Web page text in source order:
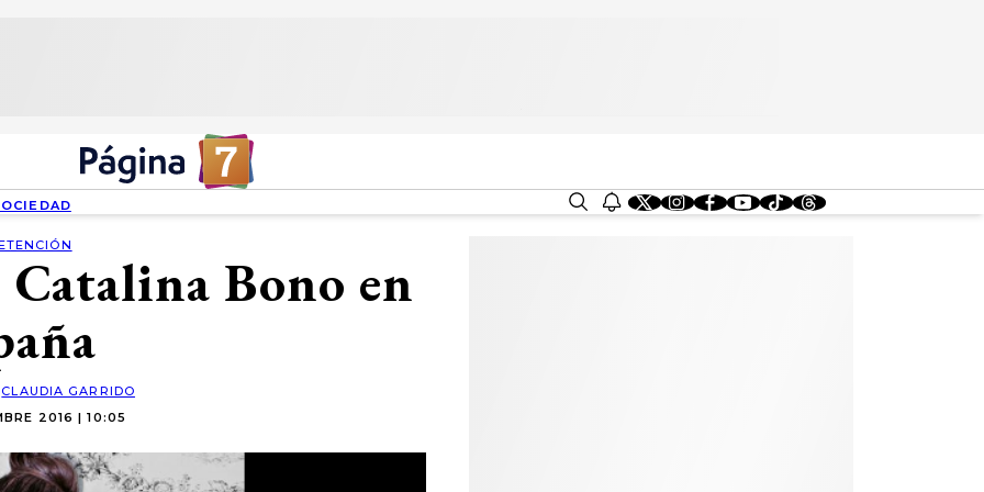
Bono en
CLAUDIA GARRIDO
2016 | 10:05